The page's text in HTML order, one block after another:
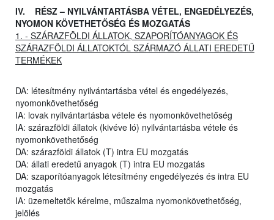
IV. RÉSZ – NYILVÁNTARTÁSBA VÉTEL, ENGEDÉLYEZÉS,
NYOMON KÖVETHETŐSÉG ÉS MOZGATÁS
1. - SZÁRAZFÖLDI ÁLLATOK, SZAPORÍTÓANYAGOK ÉS
SZÁRAZFÖLDI ÁLLATOKTÓL SZÁRMAZÓ ÁLLATI EREDETŰ
TERMÉKEK
DA: létesítmény nyilvántartásba vétel és engedélyezés,
nyomonkövethetőség
IA: lovak nyilvántartásba vétele és nyomonkövethetőség
IA: szárazföldi állatok (kivéve ló) nyilvántartásba vétele és
nyomonkövethetőség
DA: szárazföldi állatok (T) intra EU mozgatás
DA: állati eredetű anyagok (T) intra EU mozgatás
DA: szaporítóanyagok létesítmény engedélyezés és intra EU
mozgatás
IA: üzemeltetők kérelme, műszalma nyomonkövethetőség,
jelölés